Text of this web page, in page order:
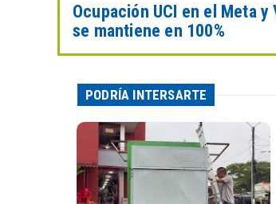
Ocupación UCI en el Meta
se mantiene en 100%
PODRÍA INTERSARTE